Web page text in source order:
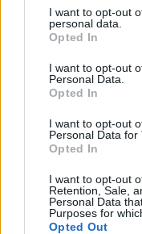
I want to opt-out
personal data.
Opted In
I want to opt-out
Personal Data.
Opted In
I want to opt-out
Personal Data for
Opted In
I want to opt-out
Retention, Sale,
Personal Data
Purposes for
Opted Out
настоящим
сейчас!
«Атак можно
Необычный
Нужноли
изменениях,
в конце года